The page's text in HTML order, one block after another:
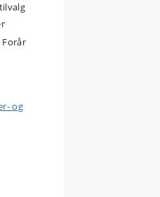
Forår
og